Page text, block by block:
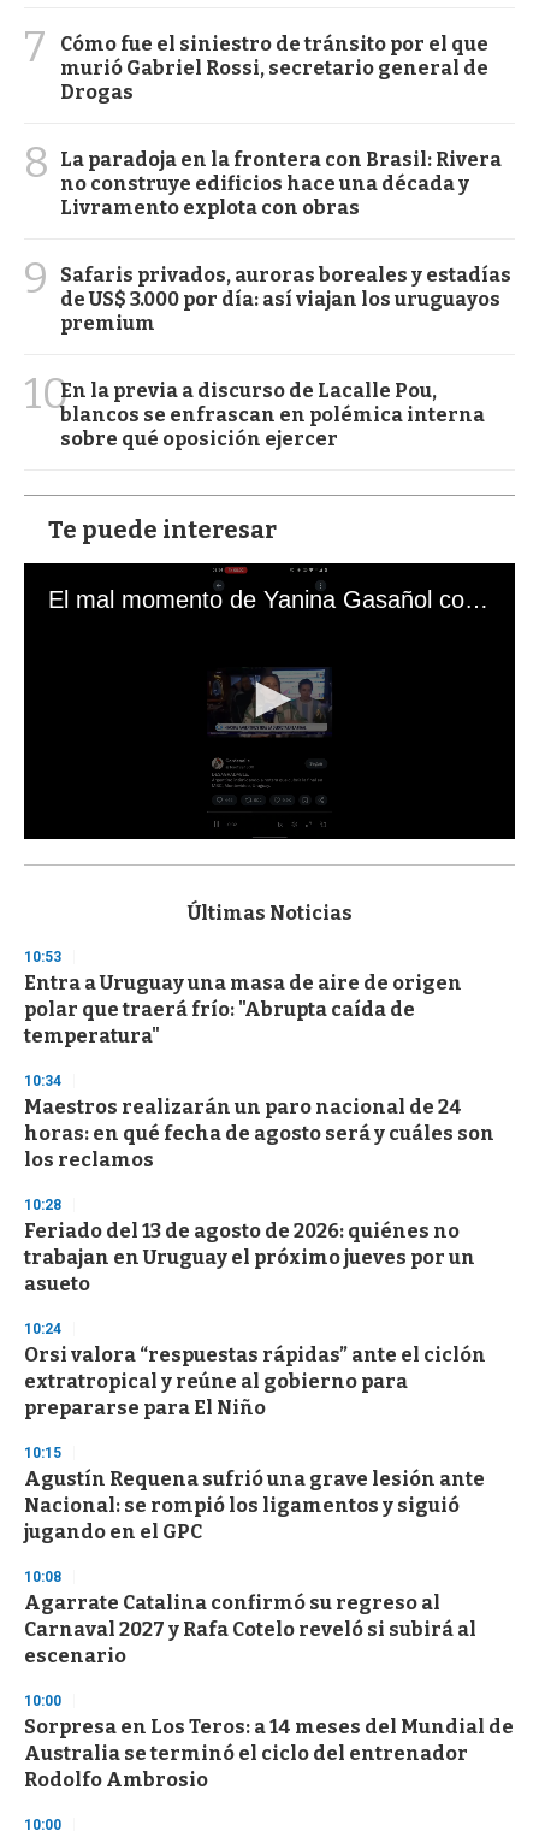
7
Cómo fue el siniestro de tránsito por el que
murió Gabriel Rossi, secretario general de
Drogas
8
La paradoja en la frontera con Brasil: Rivera
no construye edificios hace una década y
Livramento explota con obras
9
Safaris privados, auroras boreales y estadías
de US$ 3.000 por día: así viajan los uruguayos
premium
10En la previa a discurso de Lacalle Pou,
blancos se enfrascan en polémica interna
sobre qué oposición ejercer
Te puede interesar
El mal momento de Yanina Gasañol con un hincha argentino en "Subrayado"
s
d
s
o
f
3
s
e
c
o
n
Últimas Noticias
10:53
Entra a Uruguay una masa de aire de origen
polar que traerá frío: "Abrupta caída de
temperatura"
10:34
Maestros realizarán un paro nacional de 24
horas: en qué fecha de agosto será y cuáles son
los reclamos
10:28
Feriado del 13 de agosto de 2026: quiénes no
trabajan en Uruguay el próximo jueves por un
asueto
10:24
Orsi valora “respuestas rápidas” ante el ciclón
extratropical y reúne al gobierno para
prepararse para El Niño
10:15
Agustín Requena sufrió una grave lesión ante
Nacional: se rompió los ligamentos y siguió
jugando en el GPC
10:08
Agarrate Catalina confirmó su regreso al
Carnaval 2027 y Rafa Cotelo reveló si subirá al
escenario
10:00
Sorpresa en Los Teros: a 14 meses del Mundial de
Australia se terminó el ciclo del entrenador
Rodolfo Ambrosio
10:00